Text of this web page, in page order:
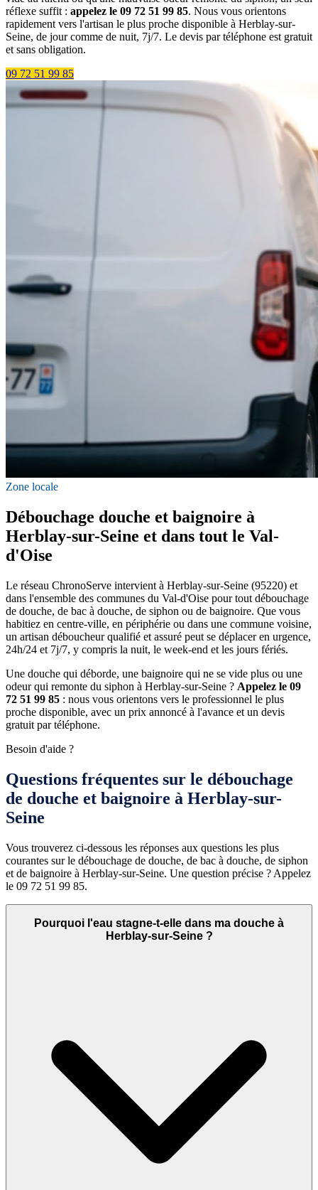
réflexe suffit : appelez le 09 72 51 99 85. Nous vous orientons
rapidement vers l'artisan le plus proche disponible à Herblay-sur-
Seine, de jour comme de nuit, 7j/7. Le devis par téléphone est gratuit
et sans obligation.
09 72 51 99 85
Zone locale
Débouchage douche et baignoire à
Herblay-sur-Seine et dans tout le Val-
d'Oise
Le réseau ChronoServe intervient à Herblay-sur-Seine (95220) et
dans l'ensemble des communes du Val-d'Oise pour tout débouchage
de douche, de bac à douche, de siphon ou de baignoire. Que vous
habitiez en centre-ville, en périphérie ou dans une commune voisine,
un artisan déboucheur qualifié et assuré peut se déplacer en urgence,
24h/24 et 7j/7, y compris la nuit, le week-end et les jours fériés.
Une douche qui déborde, une baignoire qui ne se vide plus ou une
odeur qui remonte du siphon à Herblay-sur-Seine ? Appelez le 09
72 51 99 85 : nous vous orientons vers le professionnel le plus
proche disponible, avec un prix annoncé à l'avance et un devis
gratuit par téléphone.
Besoin d'aide ?
Questions fréquentes sur le débouchage
de douche et baignoire à Herblay-sur-
Seine
Vous trouverez ci-dessous les réponses aux questions les plus
courantes sur le débouchage de douche, de bac à douche, de siphon
et de baignoire à Herblay-sur-Seine. Une question précise ? Appelez
le 09 72 51 99 85.
Pourquoi l'eau stagne-t-elle dans ma douche à
Herblay-sur-Seine ?